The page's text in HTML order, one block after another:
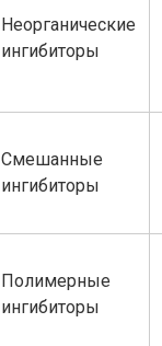
Неорганические
ингибиторы
Смешанные
ингибиторы
Полимерные
ингибиторы